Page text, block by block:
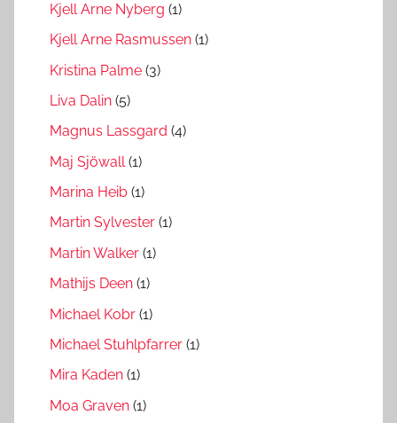
Kjell Arne Nyberg (1)
Kjell Arne Rasmussen (1)
Kristina Palme (3)
Liva Dalin (5)
Magnus Lassgard (4)
Maj Sjöwall (1)
Marina Heib (1)
Martin Sylvester (1)
Martin Walker (1)
Mathijs Deen (1)
Michael Kobr (1)
Michael Stuhlpfarrer (1)
Mira Kaden (1)
Moa Graven (1)